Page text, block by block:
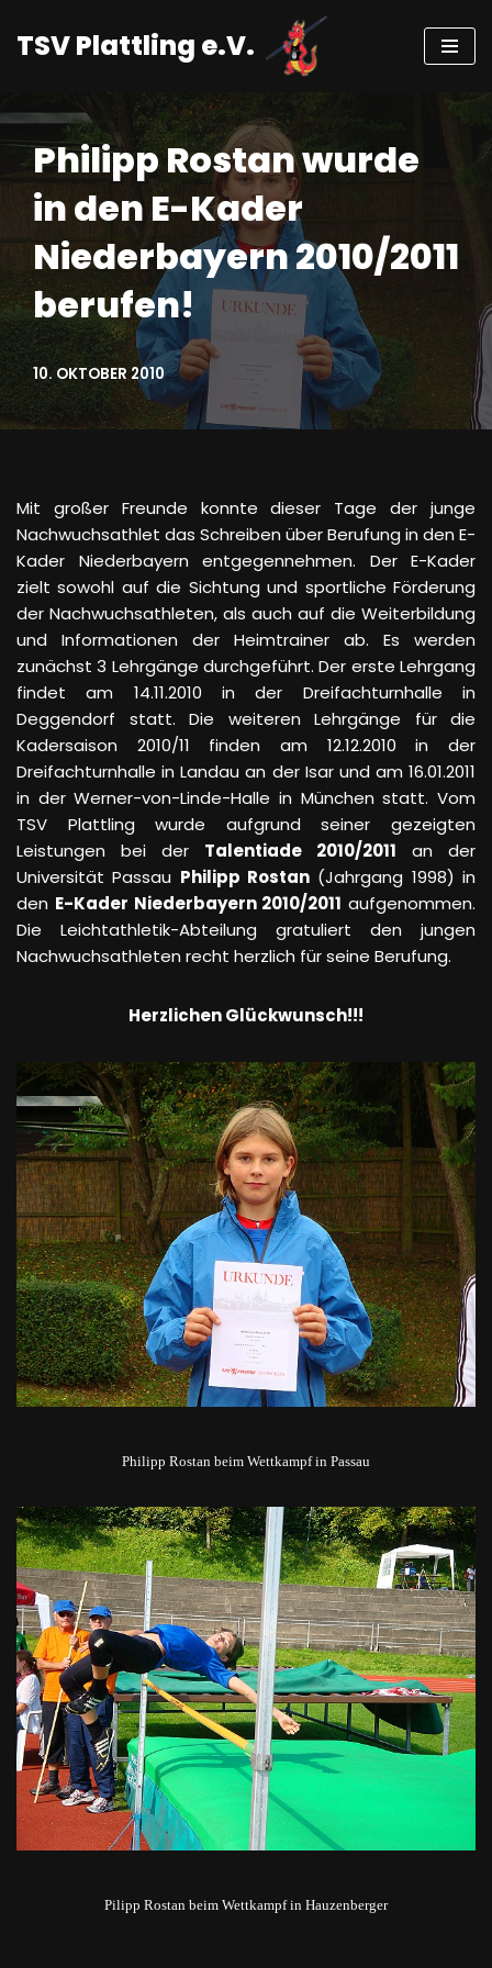
Zum
springen
TSV Plattling e.V.
Philipp Rostan wurde
in den E-Kader
Niederbayern 2010/2011
berufen!
10. OKTOBER 2010
Mit großer Freunde konnte dieser Tage der junge
Nachwuchsathlet das Schreiben über Berufung in den E-
Kader Niederbayern entgegennehmen. Der E-Kader
zielt sowohl auf die Sichtung und sportliche Förderung
der Nachwuchsathleten, als auch auf die Weiterbildung
und Informationen der Heimtrainer ab. Es werden
zunächst 3 Lehrgänge durchgeführt. Der erste Lehrgang
findet am 14.11.2010 in der Dreifachturnhalle in
Deggendorf statt. Die weiteren Lehrgänge für die
Kadersaison 2010/11 finden am 12.12.2010 in der
Dreifachturnhalle in Landau an der Isar und am 16.01.2011
in der Werner-von-Linde-Halle in München statt. Vom
TSV Plattling wurde aufgrund seiner gezeigten
Leistungen bei der Talentiade 2010/2011 an der
Universität Passau Philipp Rostan (Jahrgang 1998) in
den E-Kader Niederbayern 2010/2011 aufgenommen.
Die Leichtathletik-Abteilung gratuliert den jungen
Nachwuchsathleten recht herzlich für seine Berufung.
Herzlichen Glückwunsch!!!
Philipp Rostan beim Wettkampf in Passau
Pilipp Rostan beim Wettkampf in Hauzenberger